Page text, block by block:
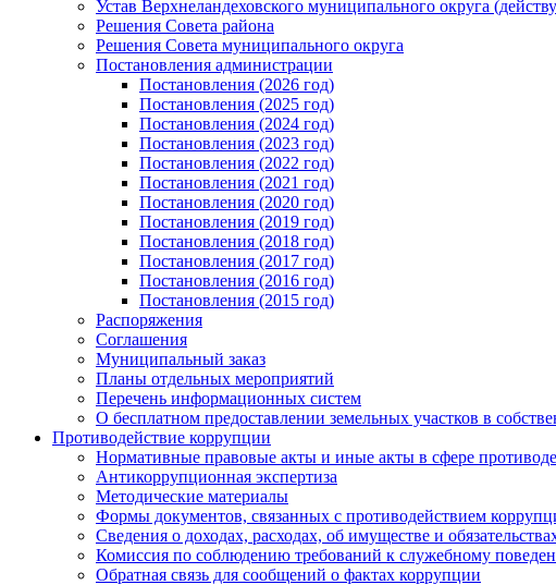
Устав Верхнеландеховского муниципального округа
Решения Совета района
Решения Совета муниципального округа
Постановления администрации
Постановления (2026 год)
Постановления (2025 год)
Постановления (2024 год)
Постановления (2023 год)
Постановления (2022 год)
Постановления (2021 год)
Постановления (2020 год)
Постановления (2019 год)
Постановления (2018 год)
Постановления (2017 год)
Постановления (2016 год)
Постановления (2015 год)
Распоряжения
Соглашения
Муниципальный заказ
Планы отдельных мероприятий
Перечень информационных систем
О бесплатном предоставлении земельных участков в
Противодействие коррупции
Нормативные правовые акты и иные акты в сфере
Антикоррупционная экспертиза
Методические материалы
Формы документов, связанных с противодействием
Сведения о доходах, расходах, об имуществе и
Комиссия по соблюдению требований к служебному
Обратная связь для сообщений о фактах коррупции